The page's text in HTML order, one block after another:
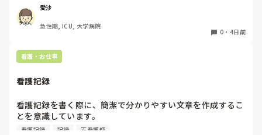
私はどちらかといえば、PNSは好きじゃありません。
でもPNSでやれというからには、もっと業務量に見合った、
新人を指導しながら業務ができるゆとりが欲しいです。
PNSもそうじゃないのも経験している方は、どちらの方が良
いと思いますか？
など教えていただきたいです！
愛沙
急性期, ICU, 大学病院
0 ・ 4日前
看護・お仕事
看護記録
看護記録を書く際に、簡潔で分かりやすい文章を作成するこ
とを意識しています。
しかし忙しい日は、必要な情報を漏れなく記録することとの
看護記録 記録 正看護師